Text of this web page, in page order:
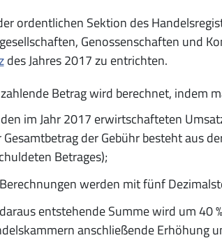
ordentlichen Sektion des
Genossenschaften und
des Jahres 2017 zu entrichten.
Betrag wird berechnet, indem
im Jahr 2017 erwirtschafteten
Gesamtbetrag der Gebühr besteht aus
Betrages);
werden mit fünf
entstehende Summe wird um 40
anschließende Erhöhung